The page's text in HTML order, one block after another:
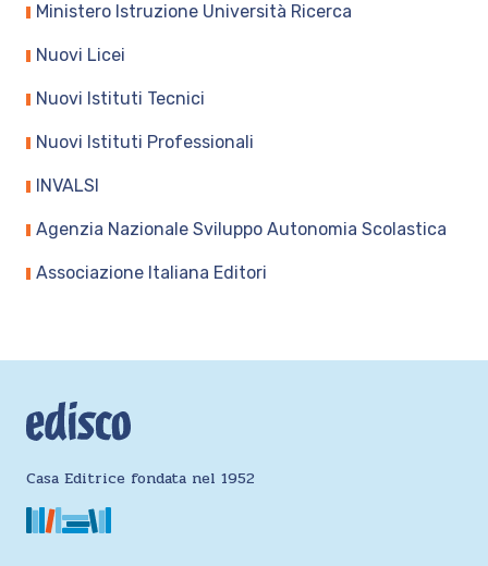
Ministero Istruzione Università Ricerca
Nuovi Licei
Nuovi Istituti Tecnici
Nuovi Istituti Professionali
INVALSI
Agenzia Nazionale Sviluppo Autonomia Scolastica
Associazione Italiana Editori
Casa Editrice fondata nel 1952